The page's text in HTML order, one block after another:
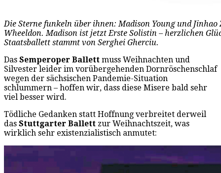
Die Sterne funkeln über ihnen: Madison Young und
Wheeldon. Madison ist jetzt Erste Solistin – herzlichen
Staatsballett stammt von Serghei Gherciu.
Das Semperoper Ballett muss Weihnachten und
Silvester leider im vorübergehenden Dornröschenschlaf
wegen der sächsischen Pandemie-Situation
schlummern – hoffen wir, dass diese Misere bald sehr
viel besser wird.
Tödliche Gedanken statt Hoffnung verbreitet derweil
das Stuttgarter Ballett zur Weihnachtszeit, was
wirklich sehr existenzialistisch anmutet: